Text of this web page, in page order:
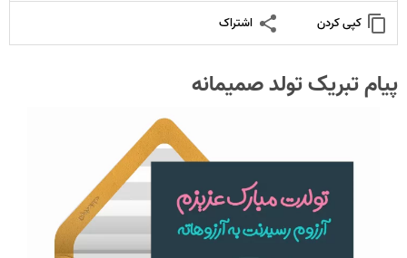
کپی کردن اشتراک
پیام تبریک تولد صمیمانه